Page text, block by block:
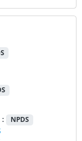
:
NPDS